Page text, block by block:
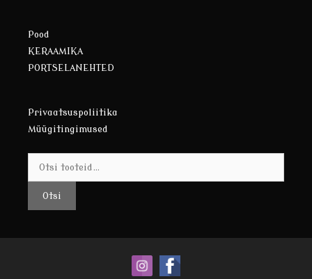
Pood
KERAAMIKA
PORTSELANEHTED
Privaatsuspoliitika
Müügitingimused
Otsi